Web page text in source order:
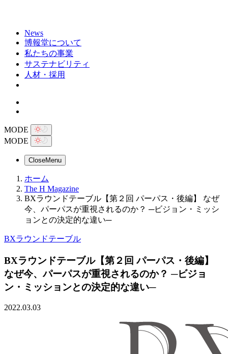
News
博報堂について
私たちの事業
サステナビリティ
人材・採用
MODE
MODE
CloseMenu
ホーム
The H Magazine
BXラウンドテーブル【第２回 パーパス・後編】 なぜ
今、パーパスが重視されるのか？ ─ビジョン・ミッシ
ョンとの決定的な違い─
BXラウンドテーブル
BXラウンドテーブル【第２回 パーパス・後編】
なぜ今、パーパスが重視されるのか？ ─ビジョ
ン・ミッションとの決定的な違い─
2022.03.03